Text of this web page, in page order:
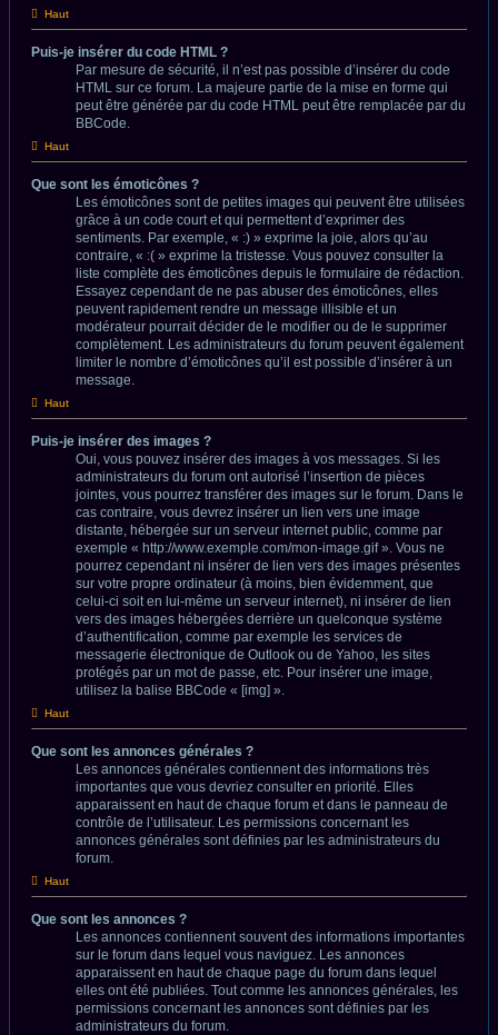
Haut
Puis-je insérer du code HTML ?
Par mesure de sécurité, il n’est pas possible d’insérer du code
HTML sur ce forum. La majeure partie de la mise en forme qui
peut être générée par du code HTML peut être remplacée par du
BBCode.
Haut
Que sont les émoticônes ?
Les émoticônes sont de petites images qui peuvent être utilisées
grâce à un code court et qui permettent d’exprimer des
sentiments. Par exemple, « :) » exprime la joie, alors qu’au
contraire, « :( » exprime la tristesse. Vous pouvez consulter la
liste complète des émoticônes depuis le formulaire de rédaction.
Essayez cependant de ne pas abuser des émoticônes, elles
peuvent rapidement rendre un message illisible et un
modérateur pourrait décider de le modifier ou de le supprimer
complètement. Les administrateurs du forum peuvent également
limiter le nombre d’émoticônes qu’il est possible d’insérer à un
message.
Haut
Puis-je insérer des images ?
Oui, vous pouvez insérer des images à vos messages. Si les
administrateurs du forum ont autorisé l’insertion de pièces
jointes, vous pourrez transférer des images sur le forum. Dans le
cas contraire, vous devrez insérer un lien vers une image
distante, hébergée sur un serveur internet public, comme par
exemple « http://www.exemple.com/mon-image.gif ». Vous ne
pourrez cependant ni insérer de lien vers des images présentes
sur votre propre ordinateur (à moins, bien évidemment, que
celui-ci soit en lui-même un serveur internet), ni insérer de lien
vers des images hébergées derrière un quelconque système
d’authentification, comme par exemple les services de
messagerie électronique de Outlook ou de Yahoo, les sites
protégés par un mot de passe, etc. Pour insérer une image,
utilisez la balise BBCode « [img] ».
Haut
Que sont les annonces générales ?
Les annonces générales contiennent des informations très
importantes que vous devriez consulter en priorité. Elles
apparaissent en haut de chaque forum et dans le panneau de
contrôle de l’utilisateur. Les permissions concernant les
annonces générales sont définies par les administrateurs du
forum.
Haut
Que sont les annonces ?
Les annonces contiennent souvent des informations importantes
sur le forum dans lequel vous naviguez. Les annonces
apparaissent en haut de chaque page du forum dans lequel
elles ont été publiées. Tout comme les annonces générales, les
permissions concernant les annonces sont définies par les
administrateurs du forum.